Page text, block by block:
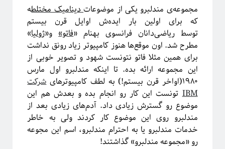
#شرح_پیچیدگی
مجموعه‌ی مندلبرو یکی از موضوعاتدینامیک مختلطه
که برای اولین بار ایده‌ش اوایل قرن بیستم
توسط ریاضی‌دانان فرانسوی بهنام «فاتو»و«ژولیا»
مطرح شد. اون موقع‌ها هنوز کامپیوتر زیاد رونق نداشت
برای همین مثلا فاتو نتونست شهود و تصویر خوبی از
این مجموعه ارائه بده. تا اینکه مندلبرو اول مارس
۱۹۸۰(اواخر قرن بیستم!) به لطف کامپیوترهای
شرکت
IBMتونست این کار رو انجام بده و بعدش هم این
موضوع رو گسترش زیادی داد. آدم‌های زیادی بعد از
مندلبرو روی این موضوع کار کردند ولی به خاطر
خدمات مندلبرو یا به احترام مندلبرو، اسم این مجوعه
رو «مجموعه مندلبرو» گذاشتند!